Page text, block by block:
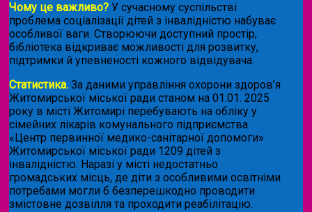
Чому це важливо? У сучасному суспільстві
проблема соціалізації дітей з інвалідністю набуває
особливої ваги. Створюючи доступний простір,
бібліотека відкриває можливості для розвитку,
підтримки й упевненості кожного відвідувача.
Статистика. За даними управління охорони здоров’я
Житомирської міської ради станом на 01.01. 2025
року в місті Житомирі перебувають на обліку у
сімейних лікарів комунального підприємства
«Центр первинної медико-санітарної допомоги»
Житомирської міської ради 1209 дітей з
інвалідністю. Наразі у місті недостатньо
громадських місць, де діти з особливими освітніми
потребами могли б безперешкодно проводити
змістовне дозвілля та проходити реабілітацію.